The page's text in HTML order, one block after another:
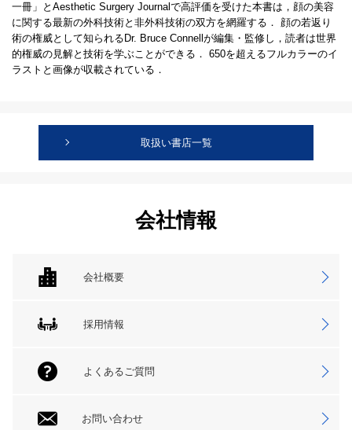
一冊」とAesthetic Surgery Journalで高評価を受けた本書は，顔の美容
に関する最新の外科技術と非外科技術の双方を網羅する． 顔の若返り
術の権威として知られるDr. Bruce Connellが編集・監修し，読者は世界
的権威の見解と技術を学ぶことができる． 650を超えるフルカラーのイ
ラストと画像が収載されている．
取扱い書店一覧
会社情報
会社概要
採用情報
よくあるご質問
お問い合わせ